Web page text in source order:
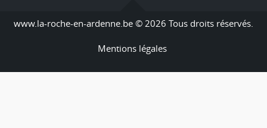
www.la-roche-en-ardenne.be © 2026 Tous droits réservés.
Mentions légales